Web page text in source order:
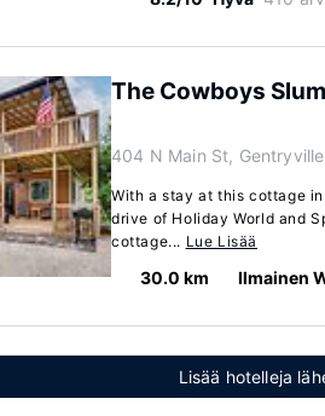
The Cowboys
404 N Main St,
With a stay at this cottage
drive of Holiday World and
cottage... Lue Lisää
30.0 km Ilmainen
Lisää hotelleja